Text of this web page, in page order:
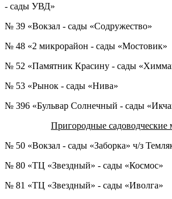
- сады УВД»
№ 39 «Вокзал - сады «Содружество»
№ 48 «2 микрорайон - сады «Мостовик»
№ 52 «Памятник Красину - сады
№ 53 «Рынок - сады «Нива»
№ 396 «Бульвар Солнечный - сады
Пригородные
№ 50 «Вокзал - сады «Заборка» ч/з
№ 80 «ТЦ «Звездный» - сады «Космос»
№ 81 «ТЦ «Звездный» - сады «Иволга»